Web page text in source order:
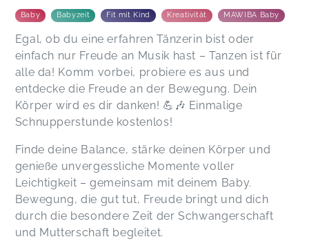
Baby Babyzeit Fit mit Kind Kreativität MAWIBA Baby
Egal, ob du eine erfahren Tänzerin bist oder
einfach nur Freude an Musik hast – Tanzen ist für
alle da! Komm vorbei, probiere es aus und
entdecke die Freude an der Bewegung. Dein
Körper wird es dir danken! 💪🎶 Einmalige
Schnupperstunde kostenlos!
Finde deine Balance, stärke deinen Körper und
genieße unvergessliche Momente voller
Leichtigkeit – gemeinsam mit deinem Baby.
Bewegung, die gut tut, Freude bringt und dich
durch die besondere Zeit der Schwangerschaft
und Mutterschaft begleitet.